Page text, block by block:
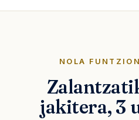
NOLA
jakitera, 3